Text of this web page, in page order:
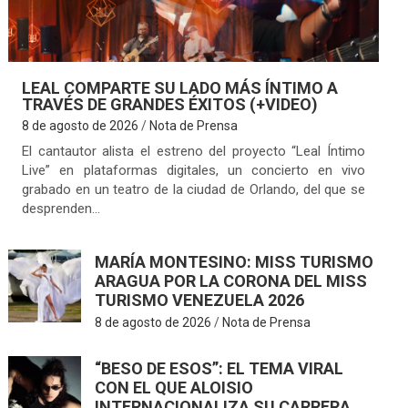
LEAL COMPARTE SU LADO MÁS ÍNTIMO A
TRAVÉS DE GRANDES ÉXITOS (+VIDEO)
8 de agosto de 2026 Nota de Prensa
El cantautor alista el estreno del proyecto “Leal Íntimo
Live” en plataformas digitales, un concierto en vivo
grabado en un teatro de la ciudad de Orlando, del que se
desprenden…
MARÍA MONTESINO: MISS TURISMO
ARAGUA POR LA CORONA DEL MISS
TURISMO VENEZUELA 2026
8 de agosto de 2026 Nota de Prensa
“BESO DE ESOS”: EL TEMA VIRAL
CON EL QUE ALOISIO